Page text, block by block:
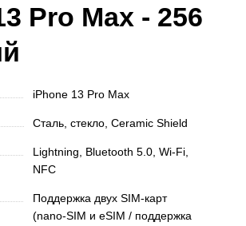
Pro Max - 256
iPhone 13 Pro Max
Сталь, стекло, Ceramic Shield
Lightning, Bluetooth 5.0, Wi-Fi,
NFC
Поддержка двух SIM‑карт
(nano‑SIM и eSIM / поддержка